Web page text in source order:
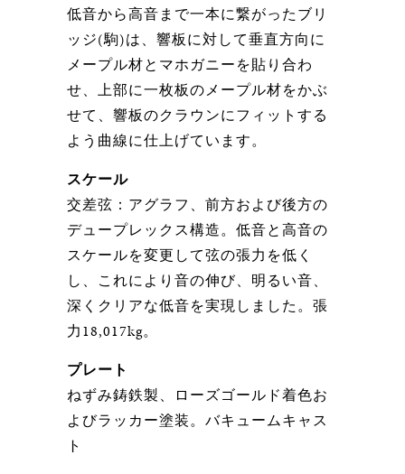
低音から高音まで一本に繋がったブリ
ッジ(駒)は、響板に対して垂直方向に
メープル材とマホガニーを貼り合わ
せ、上部に一枚板のメープル材をかぶ
せて、響板のクラウンにフィットする
よう曲線に仕上げています。
スケール
交差弦：アグラフ、前方および後方の
デュープレックス構造。低音と高音の
スケールを変更して弦の張力を低く
し、これにより音の伸び、明るい音、
深くクリアな低音を実現しました。張
力18,017kg。
プレート
ねずみ鋳鉄製、ローズゴールド着色お
よびラッカー塗装。バキュームキャス
ト